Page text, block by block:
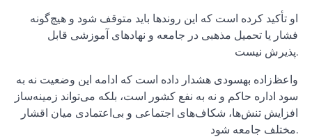
او تأکید کرده است که این روندها باید متوقف شود و هیچ‌گونه
فشار یا تحمیل مذهبی در جامعه و نهادهای آموزشی قابل
پذیرش نیست.
واعظ‌زاده بهسودی هشدار داده است که ادامه این وضعیت نه به
سود اداره حاکم و نه به نفع کشور است، بلکه می‌تواند زمینه‌ساز
افزایش تنش‌ها، شکاف‌های اجتماعی و بی‌اعتمادی میان اقشار
مختلف جامعه شود.